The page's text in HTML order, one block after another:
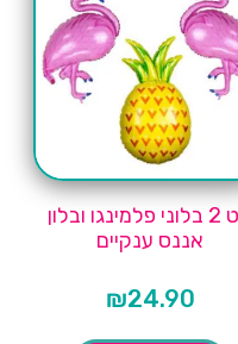
סט 2 בלוני פלמינגו ובלון
אננס ענקיים
₪24.90